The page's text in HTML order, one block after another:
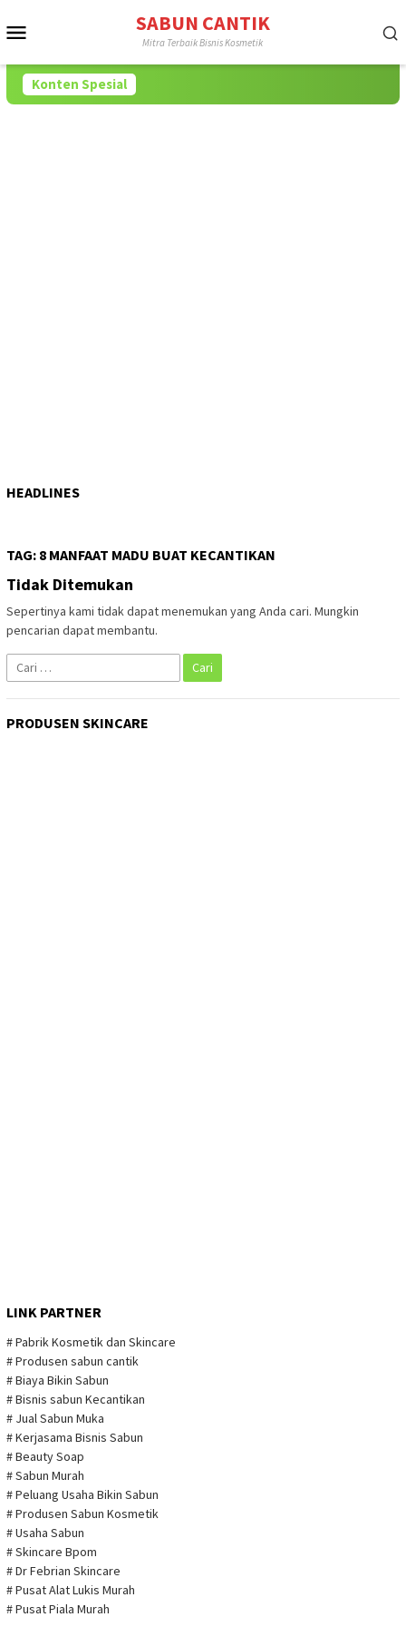
ke
SABUN CANTIK
Mitra Terbaik Bisnis Kosmetik
Konten Spesial
HEADLINES
TAG: 8 MANFAAT MADU BUAT KECANTIKAN
Tidak Ditemukan
Sepertinya kami tidak dapat menemukan yang Anda cari. Mungkin
pencarian dapat membantu.
Cari
untuk:
PRODUSEN SKINCARE
LINK PARTNER
# Pabrik Kosmetik dan Skincare
# Produsen sabun cantik
# Biaya Bikin Sabun
# Bisnis sabun Kecantikan
# Jual Sabun Muka
# Kerjasama Bisnis Sabun
# Beauty Soap
# Sabun Murah
# Peluang Usaha Bikin Sabun
# Produsen Sabun Kosmetik
# Usaha Sabun
# Skincare Bpom
# Dr Febrian Skincare
# Pusat Alat Lukis Murah
# Pusat Piala Murah